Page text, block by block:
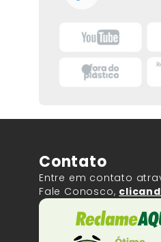
Contato
Entre em contato
Fale Conosco,